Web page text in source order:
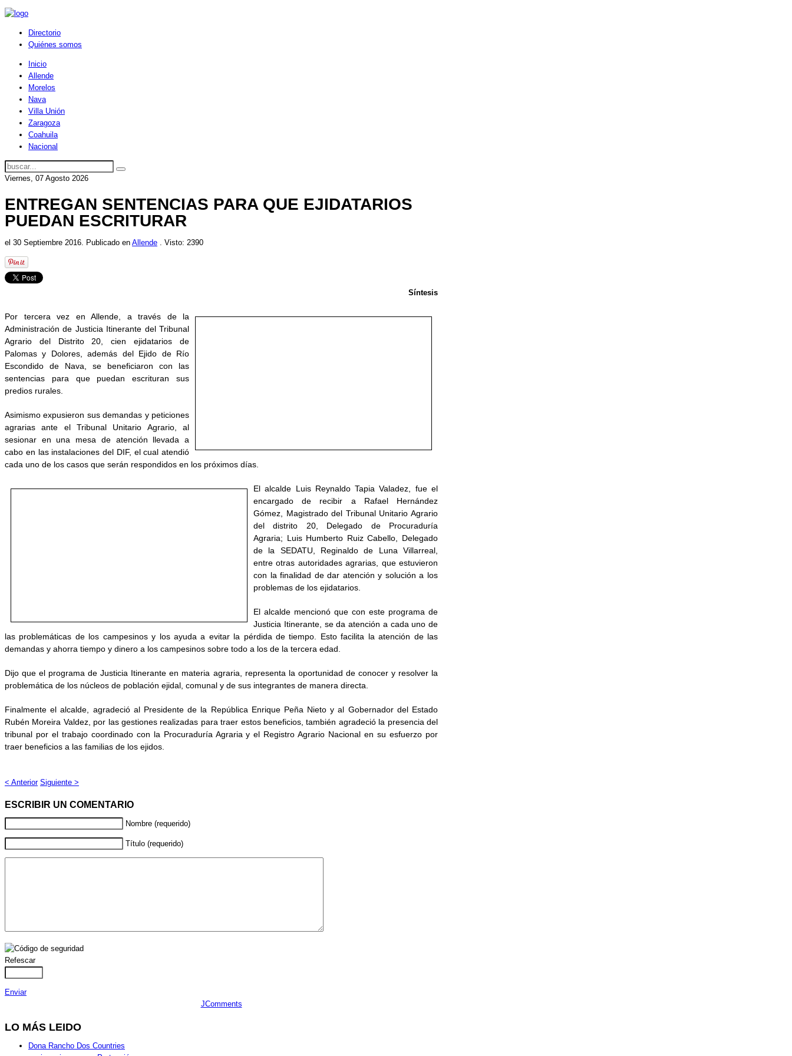
Directorio
Quiénes somos
Inicio
Allende
Morelos
Nava
Villa Unión
Zaragoza
Coahuila
Nacional
Viernes, 07 Agosto 2026
ENTREGAN SENTENCIAS PARA QUE EJIDATARIOS
PUEDAN ESCRITURAR
el 30 Septiembre 2016. Publicado en Allende . Visto: 2390
Síntesis
Por tercera vez en Allende, a través de la
Administración de Justicia Itinerante del Tribunal
Agrario del Distrito 20, cien ejidatarios de
Palomas y Dolores, además del Ejido de Río
Escondido de Nava, se beneficiaron con las
sentencias para que puedan escrituran sus
predios rurales.
Asimismo expusieron sus demandas y peticiones
agrarias ante el Tribunal Unitario Agrario, al
sesionar en una mesa de atención llevada a
cabo en las instalaciones del DIF, el cual atendió
cada uno de los casos que serán respondidos en los próximos días.
El alcalde Luis Reynaldo Tapia Valadez, fue el
encargado de recibir a Rafael Hernández
Gómez, Magistrado del Tribunal Unitario Agrario
del distrito 20, Delegado de Procuraduría
Agraria; Luis Humberto Ruiz Cabello, Delegado
de la SEDATU, Reginaldo de Luna Villarreal,
entre otras autoridades agrarias, que estuvieron
con la finalidad de dar atención y solución a los
problemas de los ejidatarios.
El alcalde mencionó que con este programa de
Justicia Itinerante, se da atención a cada uno de
las problemáticas de los campesinos y los ayuda a evitar la pérdida de tiempo. Esto facilita la atención de las
demandas y ahorra tiempo y dinero a los campesinos sobre todo a los de la tercera edad.
Dijo que el programa de Justicia Itinerante en materia agraria, representa la oportunidad de conocer y resolver la
problemática de los núcleos de población ejidal, comunal y de sus integrantes de manera directa.
Finalmente el alcalde, agradeció al Presidente de la República Enrique Peña Nieto y al Gobernador del Estado
Rubén Moreira Valdez, por las gestiones realizadas para traer estos beneficios, también agradeció la presencia del
tribunal por el trabajo coordinado con la Procuraduría Agraria y el Registro Agrario Nacional en su esfuerzo por
traer beneficios a las familias de los ejidos.
< Anterior Siguiente >
ESCRIBIR UN COMENTARIO
Nombre (requerido)
Título (requerido)
Refescar
Enviar
JComments
LO MÁS LEIDO
Dona Rancho Dos Countries